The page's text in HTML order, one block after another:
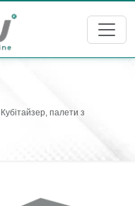
палети з